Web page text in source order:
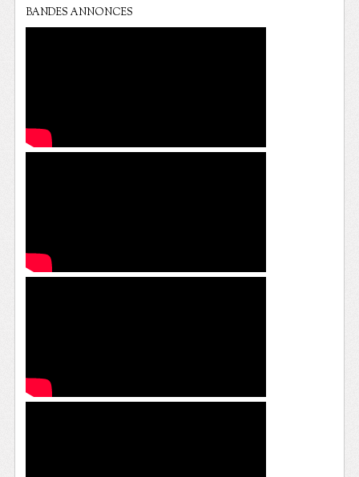
BANDES ANNONCES